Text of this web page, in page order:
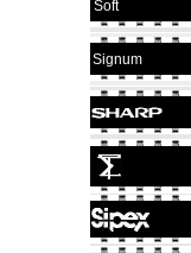
Soft
Signum